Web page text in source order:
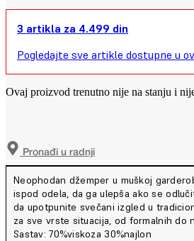
3 artikla za 4.499 din
Pogledajte sve artikle dostupne u
Ovaj proizvod trenutno nije na stanju i
Pronađi u radnji
Neophodan džemper u muškoj
ispod odela, da ga ulepša ako se
da upotpunite svečani izgled u
za sve vrste situacija, od formalnih do
Sastav: 70%viskoza 30%najlon